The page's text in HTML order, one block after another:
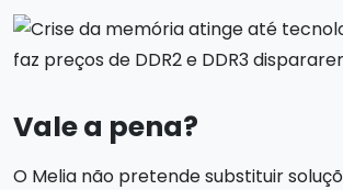
Vale a pena?
O Melia não pretende substituir